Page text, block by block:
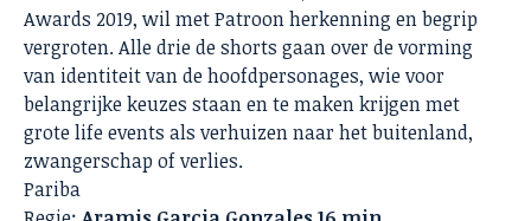
Awards 2019, wil met Patroon herkenning en begrip
vergroten. Alle drie de shorts gaan over de vorming
van identiteit van de hoofdpersonages, wie voor
belangrijke keuzes staan en te maken krijgen met
grote life events als verhuizen naar het buitenland,
zwangerschap of verlies.
Pariba